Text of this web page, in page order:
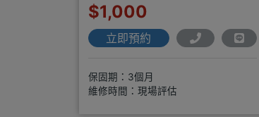
$1,000
立即預約
保固期：3個月
維修時間：現場評估